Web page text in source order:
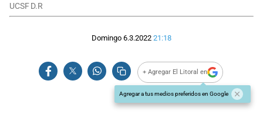
UCSF D.R
Domingo 6.3.2022 21:18
+ Agregar El Litoral en
Agregar a tus medios preferidos en Google